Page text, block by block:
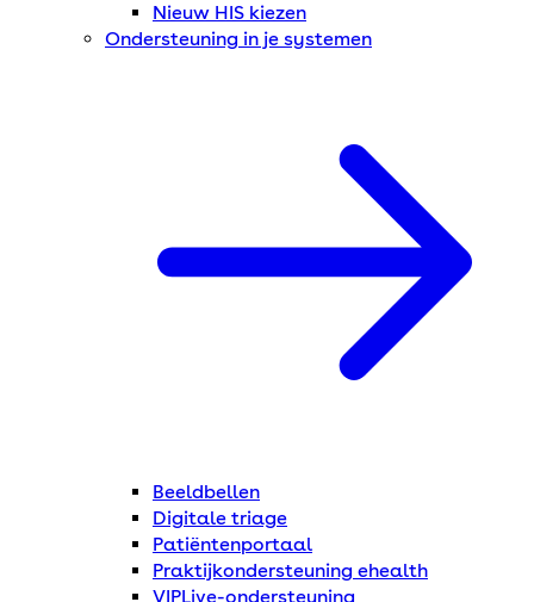
Nieuw HIS kiezen
Ondersteuning in je systemen
Beeldbellen
Digitale triage
Patiëntenportaal
Praktijkondersteuning ehealth
VIPLive-ondersteuning